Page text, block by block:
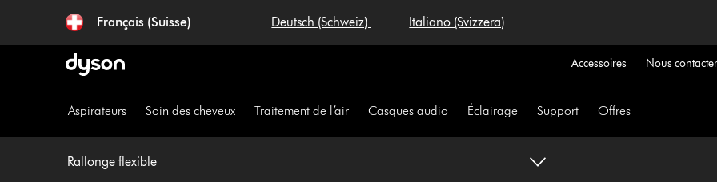
pages
Français (Suisse) Deutsch (Schweiz) Italiano (Svizzera)
Accessoires Nous contacter
Aspirateurs Soin des cheveux Traitement de l’air Casques audio Éclairage Support Offres
Rallonge flexible